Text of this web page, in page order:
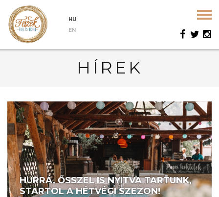
HU
EN
HÍREK
HURRÁ, ŐSSZEL IS NYITVA TARTUNK,
STARTOL A HÉTVÉGI SZEZON!